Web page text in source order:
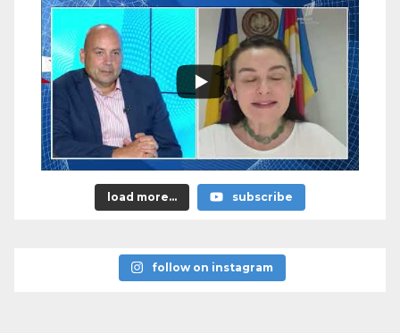
load more... subscribe
follow on instagram